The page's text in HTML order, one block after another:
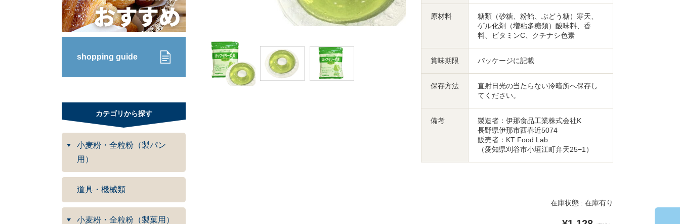
原材料
糖類（砂糖、粉飴、ぶどう糖）寒天、
ゲル化剤（増粘多糖類）酸味料、香
料、ビタミンC、クチナシ色素
賞味期限 パッケージに記載
保存方法
直射日光の当たらない冷暗所へ保存し
てください。
備考
製造者：伊那食品工業株式会社K
長野県伊那市西春近5074
販売者：KT Food Lab.
（愛知県刈谷市小垣江町弁天25−1）
在庫状態 : 在庫有り
shopping guide
カテゴリから探す
小麦粉・全粒粉（製パン
用）
道具・機械類
小麦粉・全粒粉（製菓用）